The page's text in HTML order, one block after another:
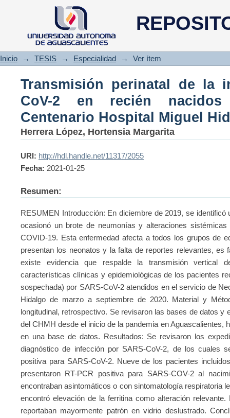
Transmisión perinatal de la
atendidos en el Centenario
Inicio → TESIS → Especialidad → Ver ítem
Transmisión perinatal de la
CoV-2 en recién
Centenario Hospital Miguel
Herrera López, Hortensia Margarita
URI: http://hdl.handle.net/11317/2055
Fecha: 2021-01-25
Resumen:
RESUMEN Introducción: En diciembre de 2019, se
ocasionó un brote de neumonías y alteraciones
COVID-19. Esta enfermedad afecta a todos los grupos de
presentan los neonatos y la falta de reportes relevantes, es
existe evidencia que respalde la transmisión vertical
características clínicas y epidemiológicas de los pacientes
sospechada) por SARS-CoV-2 atendidos en el servicio de
Hidalgo de marzo a septiembre de 2020. Material y
longitudinal, retrospectivo. Se revisaron las bases de datos
del CHMH desde el inicio de la pandemia en Aguascalientes,
en una base de datos. Resultados: Se revisaron los
diagnóstico de infección por SARS-CoV-2, de los cuales
positiva para SARS-CoV-2. Nueve de los pacientes
presentaron RT-PCR positiva para SARS-COV-2 al
encontraban asintomáticos o con sintomatología respiratoria
encontró elevación de la ferritina como alteración
reportaban mayormente patrón en vidrio deslustrado.